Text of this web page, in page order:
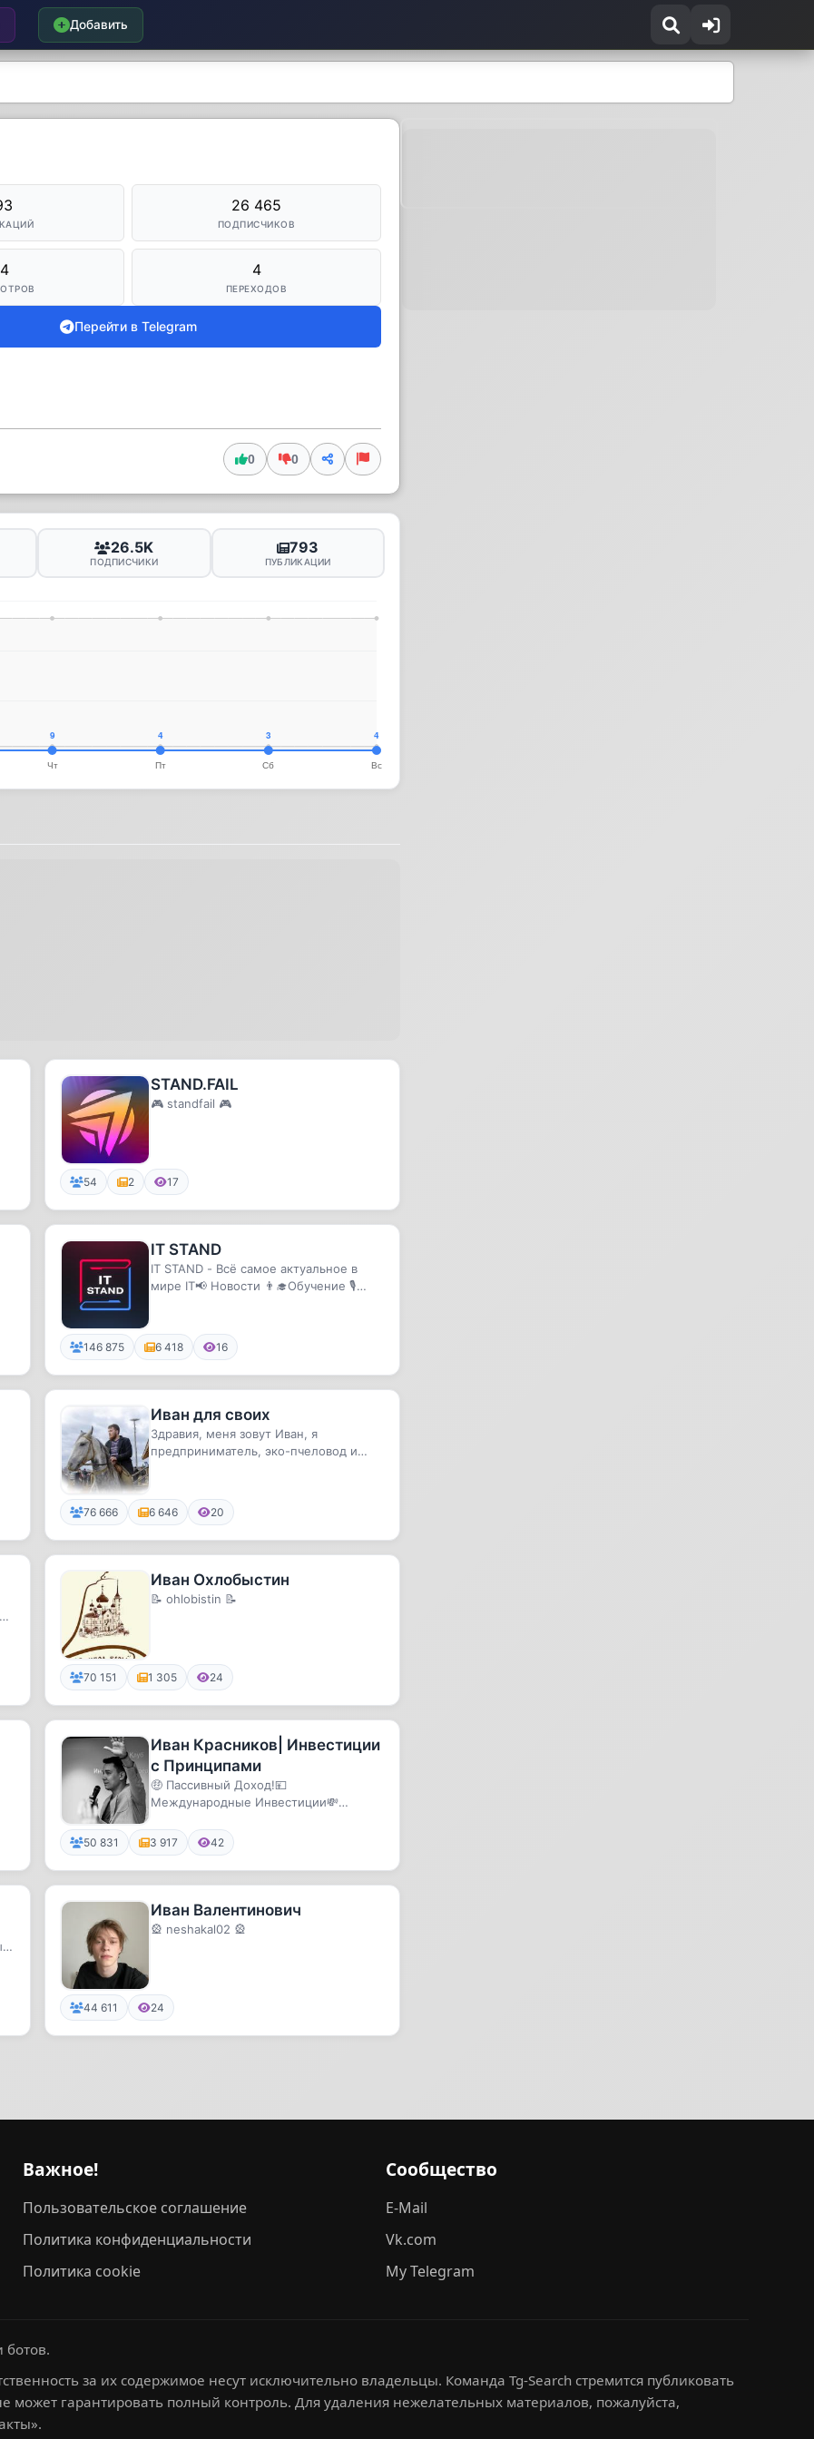
Добавить
26 465
ПОДПИСЧИКОВ
4
ПЕРЕХОДОВ
Перейти в Telegram
0 0
26.5K
ПОДПИСЧИКИ
793
ПУБЛИКАЦИИ
STAND.FAIL
🎮 standfail 🎮
54 2 17
IT STAND
IT STAND - Всё самое актуальное в
мире IT📢 Новости 👨‍🎓Обучение 🎙️
146 875 6 418 16
Иван для своих
Здравия, меня зовут Иван, я
предприниматель, эко-пчеловод и
76 666 6 646 20
Иван Охлобыстин
📝 ohlobistin 📝
70 151 1 305 24
Иван Красников| Инвестиции
с Принципами
🤑 Пассивный Доход!💴
Международные Инвестиции💸
Финансовый Интеллект 🙏...
50 831 3 917 42
Иван Валентинович
🎡 neshakal02 🎡
44 611 24
Важное!
Пользовательское соглашение
Политика конфиденциальности
Политика cookie
Сообщество
E-Mail
Vk.com
My Telegram
ботов.
за их содержимое несут исключительно владельцы. Команда Tg-Search стремится публиковать
может гарантировать полный контроль. Для удаления нежелательных материалов, пожалуйста,